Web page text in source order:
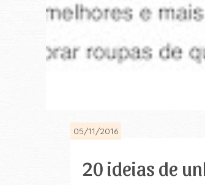
05/11/2016
20 ideias de